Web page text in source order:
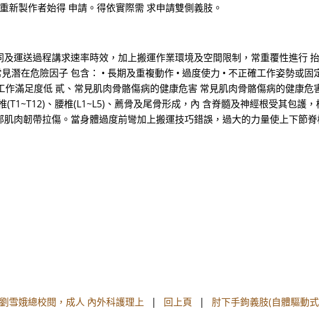
新製作者始得 申請。得依實際需 求申請雙側義肢。
運送過程講求速率時效，加上搬運作業環境及空間限制，常重覆性進行
潛在危險因子 包含： • 長期及重複動作 • 過度使力 • 不正確工作姿勢或固
作滿足度低 貳、常見肌肉骨骼傷病的健康危害 常見肌肉骨骼傷病的健康
(T1~T12)、腰椎(L1~L5)、薦骨及尾骨形成，內 含脊髓及神經根受其包護
肉韌帶拉傷。當身體過度前彎加上搬運技巧錯誤，過大的力量使上下節
雪娥總校閱，成人 內外科護理上 | 回上頁 | 肘下手鉤義肢(自體驅動